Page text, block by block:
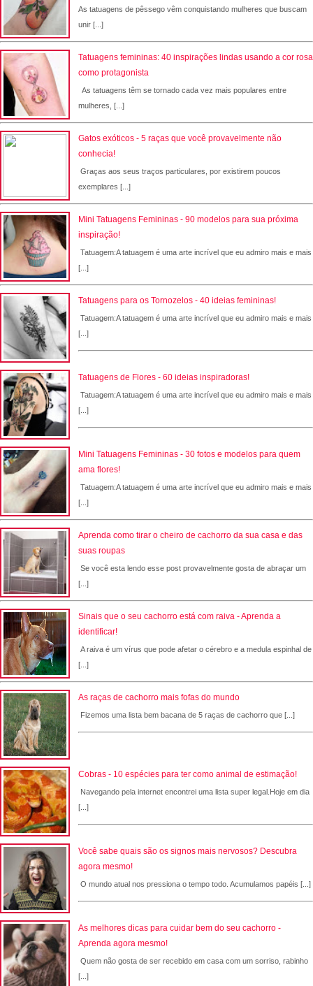
As tatuagens de pêssego vêm conquistando mulheres que buscam
unir [...]
Tatuagens femininas: 40 inspirações lindas usando a cor rosa
como protagonista
As tatuagens têm se tornado cada vez mais populares entre
mulheres, [...]
Gatos exóticos - 5 raças que você provavelmente não
conhecia!
Graças aos seus traços particulares, por existirem poucos
exemplares [...]
Mini Tatuagens Femininas - 90 modelos para sua próxima
inspiração!
Tatuagem:A tatuagem é uma arte incrível que eu admiro mais e mais
[...]
Tatuagens para os Tornozelos - 40 ideias femininas!
Tatuagem:A tatuagem é uma arte incrível que eu admiro mais e mais
[...]
Tatuagens de Flores - 60 ideias inspiradoras!
Tatuagem:A tatuagem é uma arte incrível que eu admiro mais e mais
[...]
Mini Tatuagens Femininas - 30 fotos e modelos para quem
ama flores!
Tatuagem:A tatuagem é uma arte incrível que eu admiro mais e mais
[...]
Aprenda como tirar o cheiro de cachorro da sua casa e das
suas roupas
Se você esta lendo esse post provavelmente gosta de abraçar um
[...]
Sinais que o seu cachorro está com raiva - Aprenda a
identificar!
A raiva é um vírus que pode afetar o cérebro e a medula espinhal de
[...]
As raças de cachorro mais fofas do mundo
Fizemos uma lista bem bacana de 5 raças de cachorro que [...]
Cobras - 10 espécies para ter como animal de estimação!
Navegando pela internet encontrei uma lista super legal.Hoje em dia
[...]
Você sabe quais são os signos mais nervosos? Descubra
agora mesmo!
O mundo atual nos pressiona o tempo todo. Acumulamos papéis [...]
As melhores dicas para cuidar bem do seu cachorro -
Aprenda agora mesmo!
Quem não gosta de ser recebido em casa com um sorriso, rabinho
[...]